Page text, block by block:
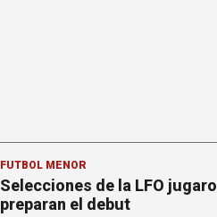
FÚTBOL MENOR
Selecciones de la LFO
preparan el debut